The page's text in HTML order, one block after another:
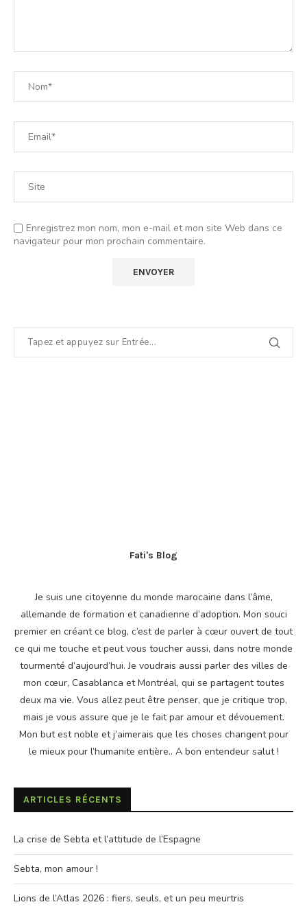
Enregistrez mon nom, mon e-mail et mon site Web dans ce
navigateur pour mon prochain commentaire.
Fati's Blog
Je suis une citoyenne du monde marocaine dans l’âme,
allemande de formation et canadienne d’adoption. Mon souci
premier en créant ce blog, c’est de parler à cœur ouvert de tout
ce qui me touche et peut vous toucher aussi, dans notre monde
tourmenté d’aujourd’hui. Je voudrais aussi parler des villes de
mon cœur, Casablanca et Montréal, qui se partagent toutes
deux ma vie. Vous allez peut être penser, que je critique trop,
mais je vous assure que je le fait par amour et dévouement.
Mon but est noble et j’aimerais que les choses changent pour
le mieux pour l’humanite entière.. A bon entendeur salut !
ARTICLES RÉCENTS
La crise de Sebta et l’attitude de l’Espagne
Sebta, mon amour !
Lions de l’Atlas 2026 : fiers, seuls, et un peu meurtris